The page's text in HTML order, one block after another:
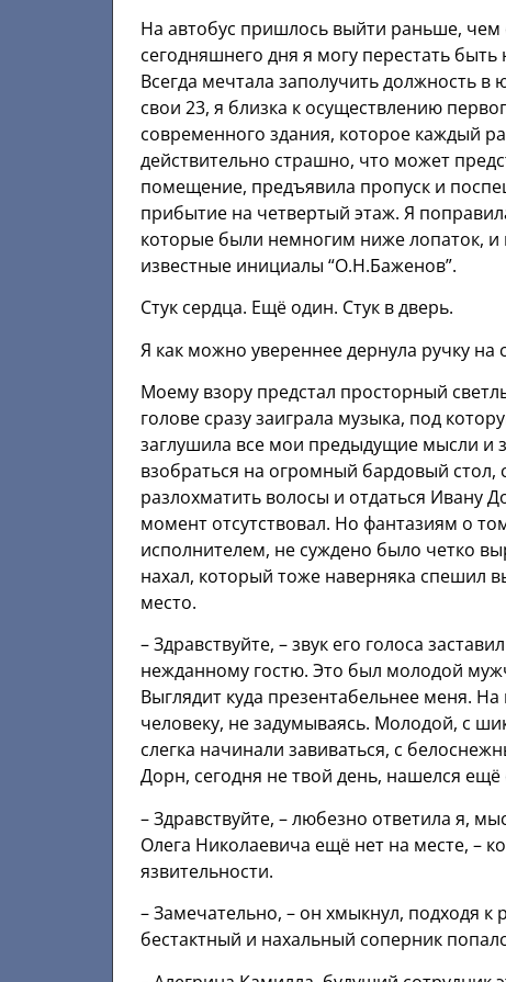
На автобус пришлось выйти раньше,
сегодняшнего дня я могу перестать
Всегда мечтала заполучить должность
свои 23, я близка к осуществлению
современного здания, которое каждый
действительно страшно, что может
помещение, предъявила пропуск и
прибытие на четвертый этаж. Я
которые были немногим ниже лопаток, и
известные инициалы “О.Н.Баженов”.
Стук сердца. Ещё один. Стук в дверь.
Я как можно увереннее дернула ручку на
Моему взору предстал просторный
голове сразу заиграла музыка, под
заглушила все мои предыдущие мысли и
взобраться на огромный бардовый стол,
разлохматить волосы и отдаться Ивану
момент отсутствовал. Но фантазиям о
исполнителем, не суждено было четко
нахал, который тоже наверняка спешил
место.
– Здравствуйте, – звук его голоса
нежданному гостю. Это был молодой
Выглядит куда презентабельнее меня.
человеку, не задумываясь. Молодой, с
слегка начинали завиваться, с
Дорн, сегодня не твой день, нашелся
– Здравствуйте, – любезно ответила я,
Олега Николаевича ещё нет на месте, –
язвительности.
– Замечательно, – он хмыкнул, подходя к
бестактный и нахальный соперник